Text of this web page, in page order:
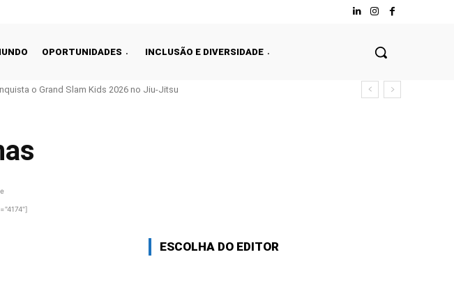
OPORTUNIDADES INCLUSÃO E DIVERSIDADE
o Grand Slam Kids 2026 no Jiu-Jitsu
ESCOLHA DO EDITOR